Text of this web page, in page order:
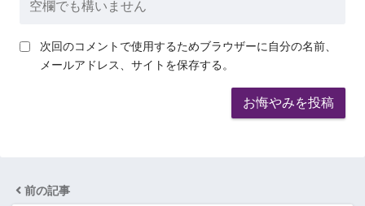
次回のコメントで使用するためブラウザーに自分の名前、
メールアドレス、サイトを保存する。
前の記事